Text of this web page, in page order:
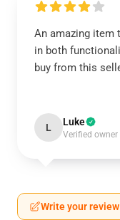
An amazing item
in both
buy from this
L Luke
Verified owner
Write your review